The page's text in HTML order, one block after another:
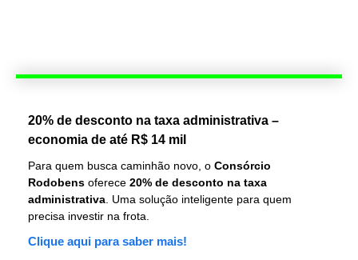
20% de desconto na taxa administrativa –
economia de até R$ 14 mil
Para quem busca caminhão novo, o Consórcio
Rodobens oferece 20% de desconto na taxa
administrativa . Uma solução inteligente para quem
precisa investir na frota.
Clique aqui para saber mais!